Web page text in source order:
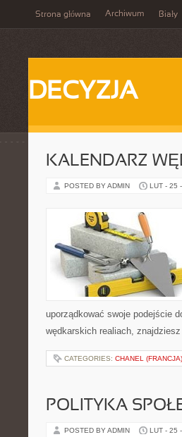
Strona główna Archiwum Biały
DECYZJA
KALENDARZ
POSTED BY ADMIN LUT - 25
uporządkować swoje podejście
wędkarskich realiach,
CATEGORIES: CHANEL (FRANCJA)
POLITYKA
POSTED BY ADMIN LUT - 25